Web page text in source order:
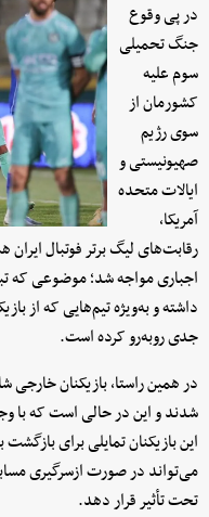
در پی وقوع
جنگ تحمیلی
سوم علیه
کشورمان از
سوی رژیم
صهیونیستی و
ایالات متحده
آمریکا،
رقابت‌های لیگ برتر فوتبال ایران
اجباری مواجه شد؛ موضوعی که
داشته و به‌ویژه تیم‌هایی که از
جدی روبه‌رو کرده است.
در همین راستا، بازیکنان خارجی
شدند و این در حالی است که با
این بازیکنان تمایلی برای
می‌تواند در صورت ازسرگیری
تحت تأثیر قرار دهد.